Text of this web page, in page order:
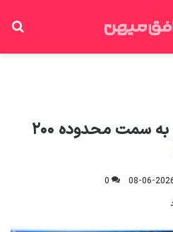
احتمال حرکت نرخ ارز به سمت محدوده ۲۰۰
0